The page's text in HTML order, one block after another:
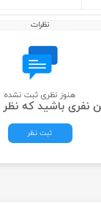
نظرات
هنوز نظری ثبت نشده
نفری باشید که
ثبت نظر